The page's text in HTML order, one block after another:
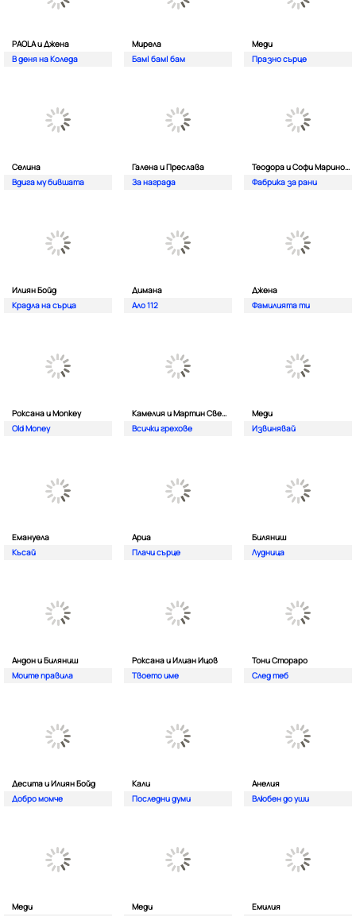
PAOLA и Джена
В деня на Коледа
Мирела
Бам| бам| бам
Меди
Празно сърце
Селина
Вдига му бившата
Галена и Преслава
За награда
Теодора и Софи Маринова
Фабрика за рани
Илиян Бойд
Крадла на сърца
Димана
Ало 112
Джена
Фамилията ти
Роксана и Monkey
Old Money
Камелия и Мартин Светломиров
Всички грехове
Меди
Извинявай
Емануела
Късай
Ариа
Плачи сърце
Биляниш
Лудница
Андон и Биляниш
Моите правила
Роксана и Илиан Ицов
Твоето име
Тони Стораро
След теб
Десита и Илиян Бойд
Добро момче
Кали
Последни думи
Анелия
Влюбен до уши
Меди
Меди
Емилия